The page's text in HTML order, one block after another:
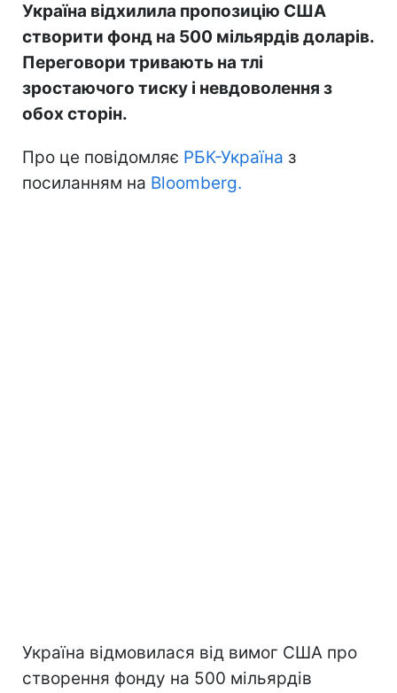
Україна відхилила пропозицію США
створити фонд на 500 мільярдів доларів.
Переговори тривають на тлі
зростаючого тиску і невдоволення з
обох сторін.
Про це повідомляє РБК-Україна з
посиланням на Bloomberg.
Україна відмовилася від вимог США про
створення фонду на 500 мільярдів